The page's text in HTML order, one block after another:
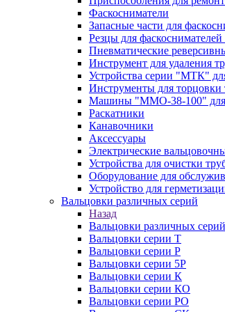
Фаскосниматели
Запасные части для
Резцы для
Пневматические
Инструмент для удаления
Устройства серии "МТК"
Инструменты для торцовки
Машины "ММО-38-100" для
Раскатники
Канавочники
Аксессуары
Электрические
Устройства для очистки
Оборудование для
Устройство для
Вальцовки различных серий
Назад
Вальцовки различных серий
Вальцовки серии Т
Вальцовки серии Р
Вальцовки серии 5Р
Вальцовки серии К
Вальцовки серии КО
Вальцовки серии РО